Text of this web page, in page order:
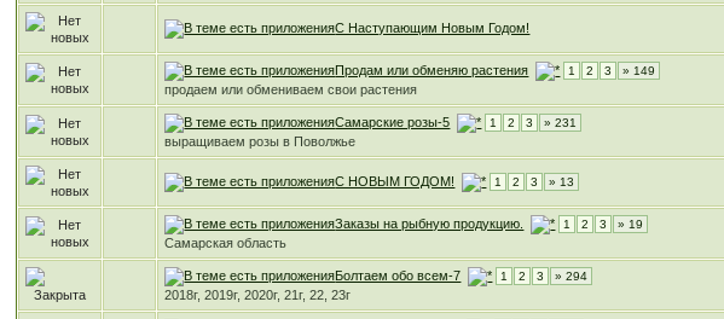
С Наступающим Новым Годом!
Продам или обменяю растения 1 2 3 » 149
продаем или обмениваем свои растения
Самарские розы-5 1 2 3 » 231
выращиваем розы в Поволжье
С НОВЫМ ГОДОМ! 1 2 3 » 13
Заказы на рыбную продукцию. 1 2 3 » 19
Самарская область
Болтаем обо всем-7 1 2 3 » 294
2018г, 2019г, 2020г, 21г, 22, 23г